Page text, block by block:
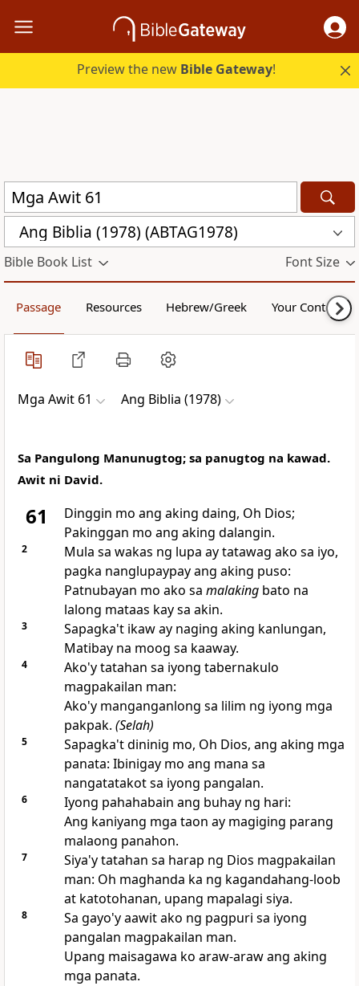
Preview the new Bible Gateway!
Ang Biblia (1978) (ABTAG1978)
Bible Book List Font Size
Passage Resources Hebrew/Greek Your Content
Mga Awit 61 Ang Biblia (1978)
Sa Pangulong Manunugtog; sa panugtog na kawad.
Awit ni David.
61
Dinggin mo ang aking daing, Oh Dios;
Pakinggan mo ang aking dalangin.
2
Mula sa wakas ng lupa ay tatawag ako sa iyo,
pagka nanglupaypay ang aking puso:
Patnubayan mo ako sa malakingbato na
lalong mataas kay sa akin.
3
Sapagka't ikaw ay naging aking kanlungan,
Matibay na moog sa kaaway.
4
Ako'y tatahan sa iyong tabernakulo
magpakailan man:
Ako'y manganganlong sa lilim ng iyong mga
pakpak. (Selah)
5
Sapagka't dininig mo, Oh Dios, ang aking mga
panata: Ibinigay mo ang mana sa
nangatatakot sa iyong pangalan.
6
Iyong pahahabain ang buhay ng hari:
Ang kaniyang mga taon ay magiging parang
malaong panahon.
7
Siya'y tatahan sa harap ng Dios magpakailan
man: Oh maghanda ka ng kagandahang-loob
at katotohanan, upang mapalagi siya.
8
Sa gayo'y aawit ako ng pagpuri sa iyong
pangalan magpakailan man.
Upang maisagawa ko araw-araw ang aking
mga panata.